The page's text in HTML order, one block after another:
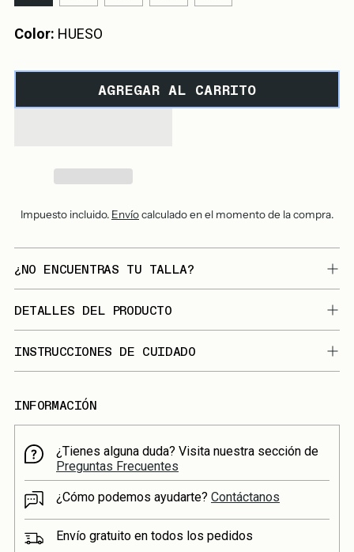
Color: HUESO
AGREGAR AL CARRITO
Impuesto incluido. Envíocalculado en el momento de la compra.
¿NO ENCUENTRAS TU TALLA?
DETALLES DEL PRODUCTO
INSTRUCCIONES DE CUIDADO
INFORMACIÓN
¿Tienes alguna duda? Visita nuestra sección de
Preguntas Frecuentes
¿Cómo podemos ayudarte? Contáctanos
Envío gratuito en todos los pedidos